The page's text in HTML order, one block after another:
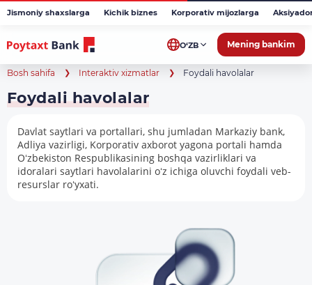
Jismoniy shaxslarga Kichik biznes Korporativ mijozlarga
O‘ZB Mening bankim
Bosh sahifa Interaktiv xizmatlar Foydali havolalar
Foydali havolalar
Davlat saytlari va portallari, shu jumladan Markaziy bank,
Adliya vazirligi, Korporativ axborot yagona portali hamda
Oʻzbekiston Respublikasining boshqa vazirliklari va
idoralari saytlari havolalarini oʻz ichiga oluvchi foydali veb-
resurslar roʻyxati.